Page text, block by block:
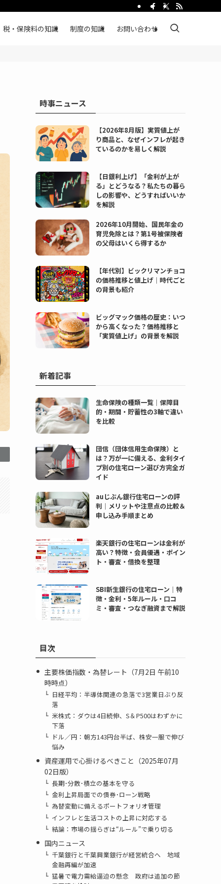
税・保険料の知識 制度の知識 お問い合わせ
時事ニュース
【2026年8月版】実質値上が
り商品と、なぜインフレが起き
ているのかを易しく解説
【日銀利上げ】「金利が上が
る」とどうなる？私たちの暮ら
しの影響や、どうすればいいか
を解説
2026年10月開始、国民年金の
育児免除とは？第1号被保険者
の父母はいくら得するか
【年代別】ビックリマンチョコ
の価格推移と値上げ｜時代ごと
の背景も紹介
ビッグマック価格の歴史：いつ
から高くなった？価格推移と
「実質値上げ」の背景を解説
新着記事
生命保険の種類一覧｜保障目
的・期間・貯蓄性の3軸で違い
を比較
団信（団体信用生命保険）と
は？万が一に備える、金利タイ
プ別の住宅ローン選び方完全ガ
イド
auじぶん銀行住宅ローンの評
判｜メリットや注意点の比較＆
申し込み手順まとめ
楽天銀行の住宅ローンは金利が
高い？特徴・会員優遇・ポイン
ト・審査・借換を整理
SBI新生銀行の住宅ローン｜特
徴・金利・5年ルール・口コ
ミ・審査・つなぎ融資まで解説
目次
主要株価指数・為替レート（7月2日 午前10
時時点）
日経平均：半導体関連の急落で3営業日ぶり反
落
米株式：ダウは4日続伸、S＆P500はわずかに
下落
ドル／円：朝方143円台半ば、株安一服で伸び
悩み
資産運用で心掛けるべきこと（2025年07月
02日版）
長期･分散･積立の基本を守る
金利上昇局面での債券･ローン戦略
為替変動に備えるポートフォリオ管理
インフレと生活コストの上昇に対応する
結論：市場の揺らぎは“ルール”で乗り切る
国内ニュース
千葉銀行と千葉興業銀行が経営統合へ 地域
金融再編が加速
猛暑で電力需給逼迫の懸念 政府は追加の節